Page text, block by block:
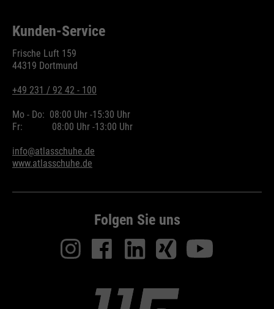
Kunden-Service
Frische Luft 159
44319 Dortmund
+49 231 / 92 42 - 100
Mo - Do: 08:00 Uhr -15:30 Uhr
Fr:
08:00 Uhr -13:00 Uhr
info@atlasschuhe.de
www.atlasschuhe.de
Folgen Sie uns